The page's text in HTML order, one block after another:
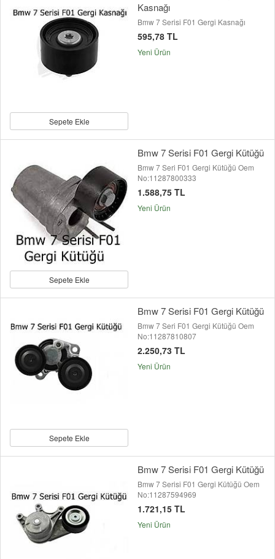
Sepete Ekle
Kasnağı
Bmw 7 Serisi F01 Gergi Kasnağı
595,78 TL
Yeni Ürün
Sepete Ekle
Bmw 7 Serisi F01 Gergi Kütüğü
Bmw 7 Seri F01 Gergi Kütüğü Oem
No:11287800333
1.588,75 TL
Yeni Ürün
Sepete Ekle
Bmw 7 Serisi F01 Gergi Kütüğü
Bmw 7 Seri F01 Gergi Kütüğü Oem
No:11287810807
2.250,73 TL
Yeni Ürün
Bmw 7 Serisi F01 Gergi Kütüğü
Bmw 7 Serisi F01 Gergi Kütüğü Oem
No:11287594969
1.721,15 TL
Yeni Ürün